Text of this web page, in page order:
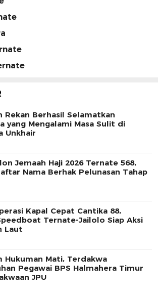
Rekan Berhasil Selamatkan
yang Mengalami Masa Sulit di
Unkhair
Jemaah Haji 2026 Ternate 568,
Nama Berhak Pelunasan Tahap
Kapal Cepat Cantika 88,
Ternate-Jailolo Siap Aksi
Laut
Hukuman Mati, Terdakwa
Pegawai BPS Halmahera Timur
JPU